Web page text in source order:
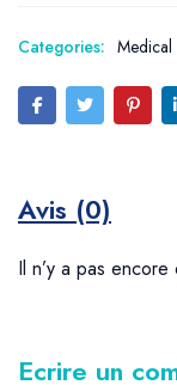
Categories: Medical
Avis (0)
Il n’y a pas encore
Ecrire un